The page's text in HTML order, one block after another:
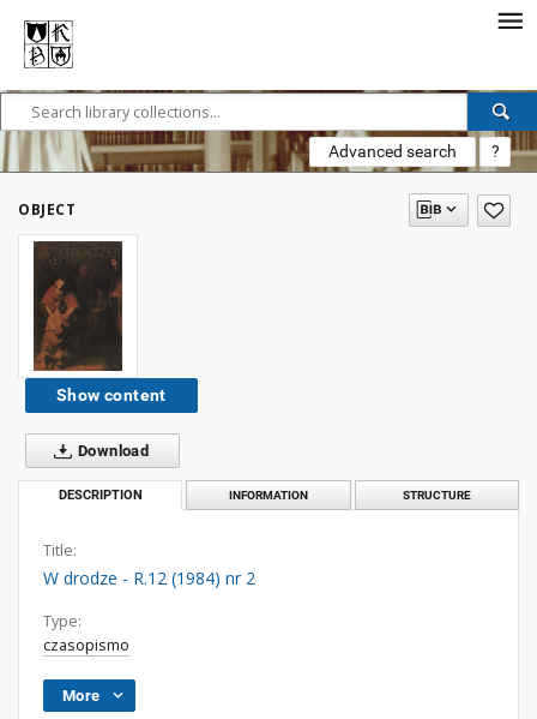
Advanced search ?
OBJECT
Show content
Download
DESCRIPTION INFORMATION STRUCTURE
Title:
W drodze - R.12 (1984) nr 2
Type:
czasopismo
More